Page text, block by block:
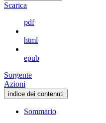
Scarica
pdf
html
epub
Sorgente
Azioni
indice dei contenuti
Sommario